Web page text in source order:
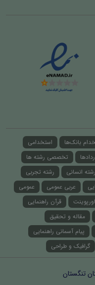
بانک‌ها
استخدامی
تخصصی رشته ها
رشته انسانی
رشته تجربی
عربی عمومی
عمومی
قرآن راهنمایی
مقاله و تحقیق
پیام آسمانی راهنمایی
گرافیک و طراحی
تنگستان